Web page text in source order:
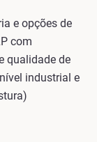
e opções de
com
qualidade de
industrial e